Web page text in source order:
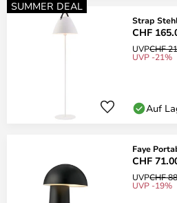
SUMMER DEAL
Strap
CHF
UVPCHF
UVP -21%
Auf
Faye
CHF
UVPCHF
UVP -19%